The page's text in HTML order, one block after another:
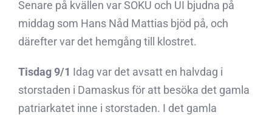
Senare på kvällen var SOKU och UI bjudna på
middag som Hans Nåd Mattias bjöd på, och
därefter var det hemgång till klostret.
Tisdag 9/1 Idag var det avsatt en halvdag i
storstaden i Damaskus för att besöka det gamla
patriarkatet inne i storstaden. I det gamla